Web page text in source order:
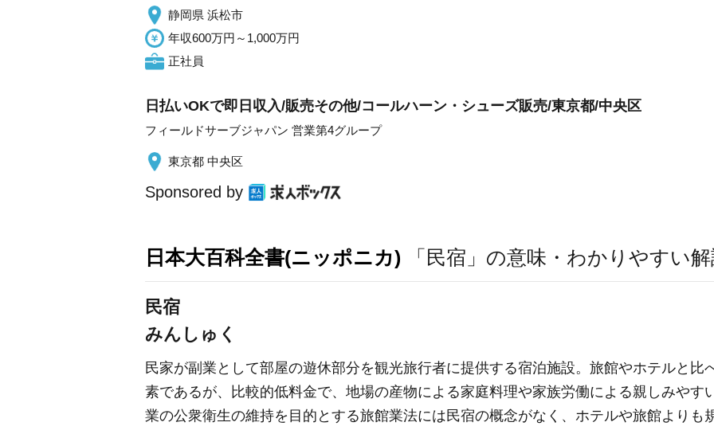
静岡県 浜松市
年収600万円～1,000万円
正社員
日払いOKで即日収入/販売その他/コールハーン・シューズ販売/東京都/中央区
フィールドサーブジャパン 営業第4グループ
東京都 中央区
Sponsored by
日本大百科全書(ニッポニカ) 「民宿」の意味・わかりやすい
民宿
みんしゅく
民家が副業として部屋の遊休部分を観光旅行者に提供する宿泊施設。旅館やホテルと比
素であるが、比較的低料金で、地場の産物による家庭料理や家族労働による親しみやす
業の公衆衛生の維持を目的とする旅館業法には民宿の概念がなく、ホテルや旅館よりも